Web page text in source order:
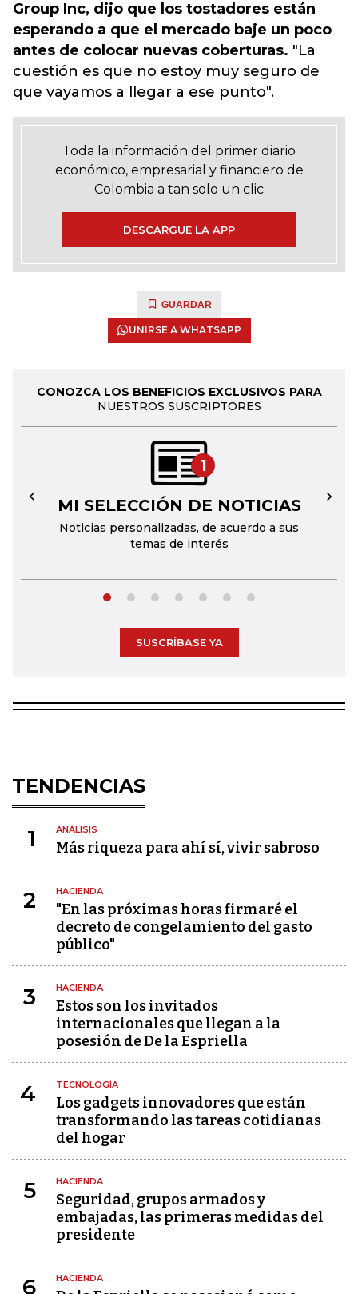
Group Inc, dijo que los tostadores están
esperando a que el mercado baje un poco
antes de colocar nuevas coberturas. "La
cuestión es que no estoy muy seguro de
que vayamos a llegar a ese punto".
Toda la información del primer diario
económico, empresarial y financiero de
Colombia a tan solo un clic
DESCARGUE LA APP
GUARDAR
UNIRSE A WHATSAPP
CONOZCA LOS BENEFICIOS EXCLUSIVOS PARA
NUESTROS SUSCRIPTORES
1
MI SELECCIÓN DE NOTICIAS
Noticias personalizadas, de acuerdo a sus
temas de interés
← →
SUSCRÍBASE YA
TENDENCIAS
1 ANÁLISIS
Más riqueza para ahí sí, vivir sabroso
2 HACIENDA
"En las próximas horas firmaré el
decreto de congelamiento del gasto
público"
3 HACIENDA
Estos son los invitados
internacionales que llegan a la
posesión de De la Espriella
4 TECNOLOGÍA
Los gadgets innovadores que están
transformando las tareas cotidianas
del hogar
5 HACIENDA
Seguridad, grupos armados y
embajadas, las primeras medidas del
presidente
6 HACIENDA